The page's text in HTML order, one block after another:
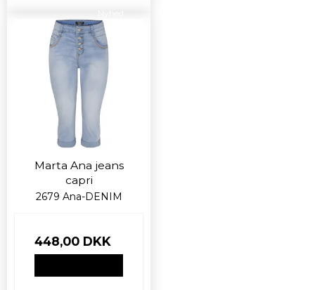
Marta Ana jeans
capri
2679 Ana-DENIM
448,00 DKK